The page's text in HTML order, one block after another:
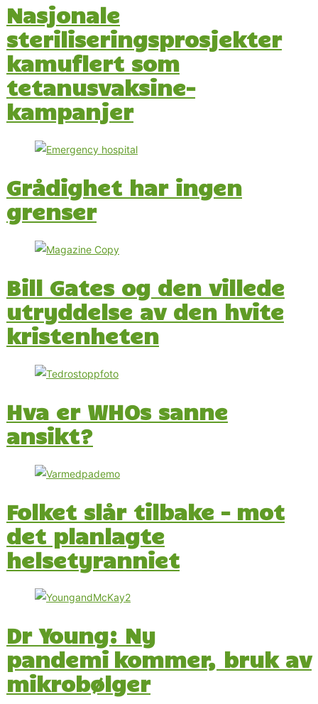
Nasjonale
steriliseringsprosjekter
kamuflert som
tetanusvaksine-
kampanjer
Grådighet har ingen
grenser
Bill Gates og den villede
utryddelse av den hvite
kristenheten
Hva er WHOs sanne
ansikt?
Folket slår tilbake – mot
det planlagte
helsetyranniet
Dr Young: Ny
pandemi kommer, bruk av
mikrobølger